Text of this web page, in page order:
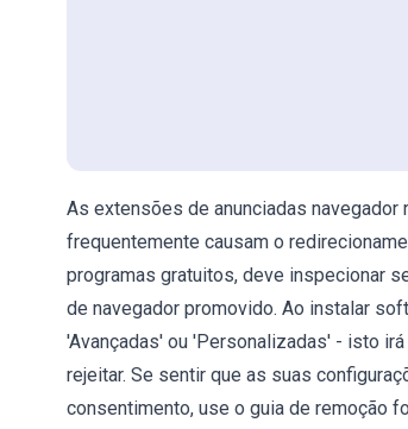
As extensões de anunciadas navegador
frequentemente causam o
programas gratuitos, deve inspecionar
de navegador promovido. Ao instalar
'Avançadas' ou 'Personalizadas' - isto
rejeitar. Se sentir que as suas
consentimento, use o guia de remoção